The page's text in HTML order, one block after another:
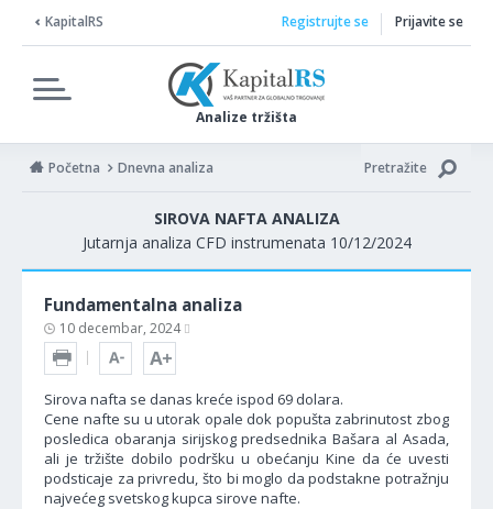
KapitalRS
Analize tržišta
Registrujte se Prijavite se
Početna Dnevna analiza Pretražite
SIROVA NAFTA ANALIZA
Jutarnja analiza CFD instrumenata 10/12/2024
Fundamentalna analiza
10 decembar, 2024
Sirova nafta se danas kreće ispod 69 dolara.
Cene nafte su u utorak opale dok popušta zabrinutost zbog
posledica obaranja sirijskog predsednika Bašara al Asada,
ali je tržište dobilo podršku u obećanju Kine da će uvesti
podsticaje za privredu, što bi moglo da podstakne potražnju
najvećeg svetskog kupca sirove nafte.